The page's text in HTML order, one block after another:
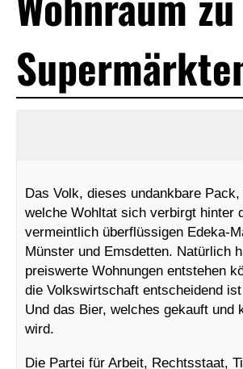
Das Volk, dieses undankbare
welche Wohltat sich verbirgt hinter
vermeintlich überflüssigen Edeka-
Münster und Emsdetten. Natürlich
preiswerte Wohnungen entstehen
die Volkswirtschaft entscheidend
Und das Bier, welches gekauft und
wird.
Die Partei für Arbeit, Rechtsstaat,